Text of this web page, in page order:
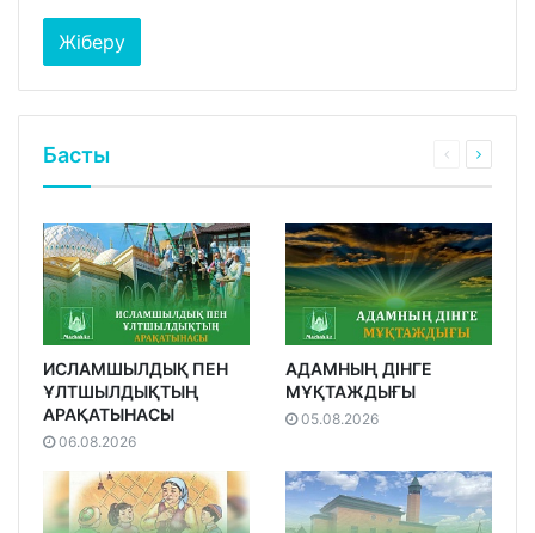
Басты
ИСЛАМШЫЛДЫҚ ПЕН
ҰЛТШЫЛДЫҚТЫҢ
АРАҚАТЫНАСЫ
06.08.2026
АДАМНЫҢ ДІНГЕ
МҰҚТАЖДЫҒЫ
05.08.2026